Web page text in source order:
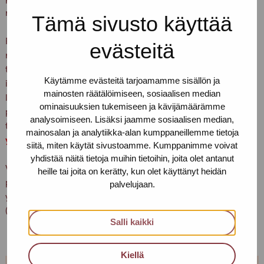
Tämä sivusto käyttää
evästeitä
Käytämme evästeitä tarjoamamme sisällön ja
mainosten räätälöimiseen, sosiaalisen median
ominaisuuksien tukemiseen ja kävijämäärämme
analysoimiseen. Lisäksi jaamme sosiaalisen median,
mainosalan ja analytiikka-alan kumppaneillemme tietoja
siitä, miten käytät sivustoamme. Kumppanimme voivat
yhdistää näitä tietoja muihin tietoihin, joita olet antanut
heille tai joita on kerätty, kun olet käyttänyt heidän
palvelujaan.
Salli kaikki
Kiellä
rikosten uhrien oikeuksista tiedottamiseen.
Pro-tukipisteen VV-työ voi tarjota konsultaatiota ja
reflektiotukea tilanteissa, joissa on tarve saada ajantasaista
tietoa seksuaaliseen hyväksikäyttöön liittyvään
ihmiskauppaan tai muihin vakaviin rikoksiin ja oikeuksien
loukkauksiin kytkeytyvissä kysymyksissä. Jos tarvitset tukea,
palveluita tai neuvontaa omaasi tai jonkun toisen ihmisen
tilanteeseen, kannattaa ottaa
yhteyttäpalveluyksiköidemme työntekijöihin.
VV-työstä vastaa työpari. Kiireisen työtilanteen vuoksi
pyydämme väkivallan vastaiseen työhön liittyviä
yhteydenottoja ensisijaisesti puhelimitse
(puhelu/tekstiviesti).